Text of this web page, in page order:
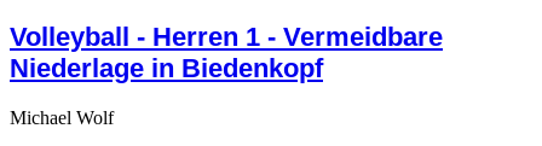
Volleyball - Herren 1 - Vermeidbare
Niederlage in Biedenkopf
Michael Wolf